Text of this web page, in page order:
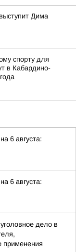
Дима
спорту для
в Кабардино-
6 августа:
6 августа:
дело в
применения